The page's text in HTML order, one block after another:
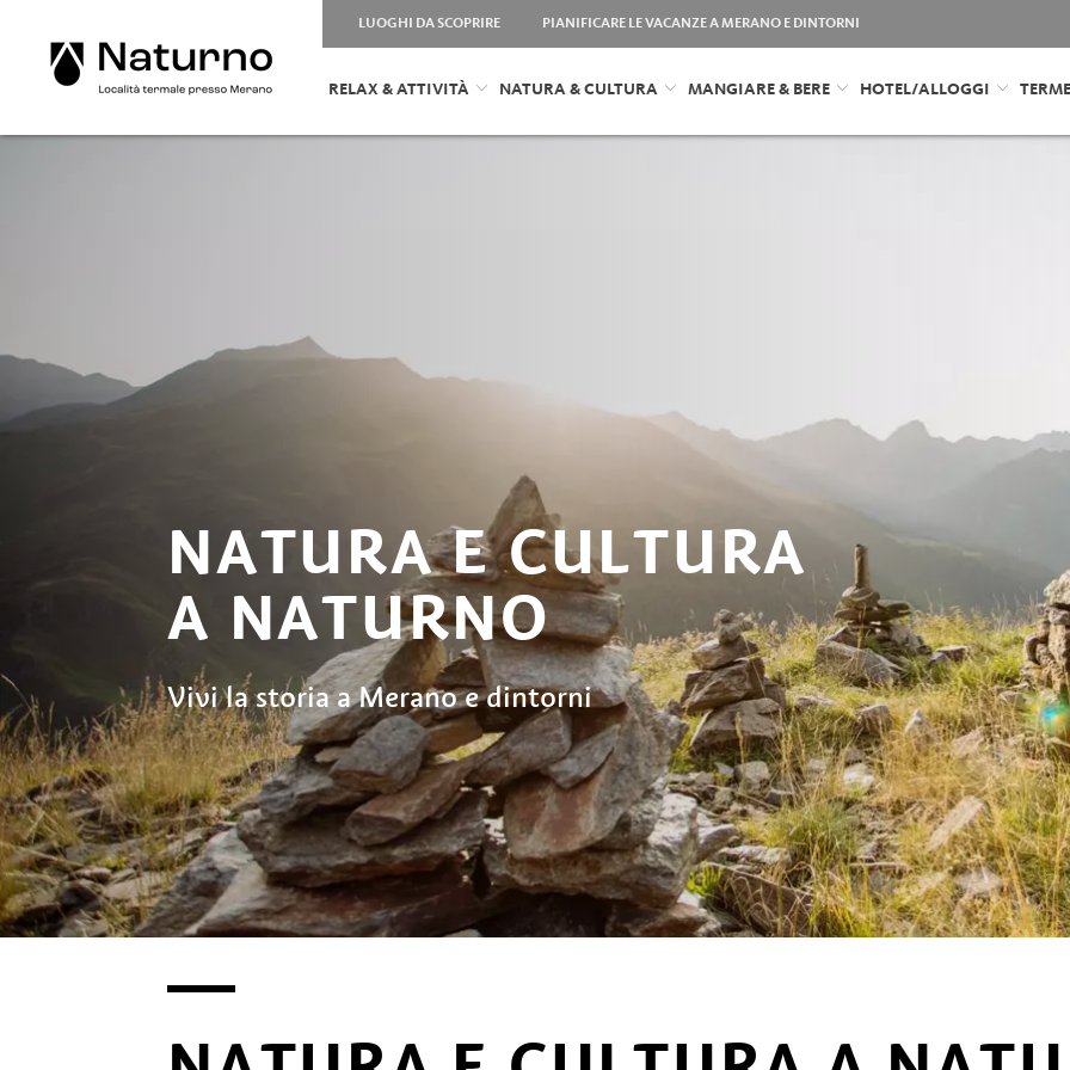
LUOGHI DA SCOPRIRE PIANIFICARE LE VACANZE A MERANO E DINTORNI
RELAX & ATTIVITÀ NATURA & CULTURA MANGIARE & BERE HOTEL/ALLOGGI
NATURA E CULTURA
A NATURNO
Vivi la storia a Merano e dintorni